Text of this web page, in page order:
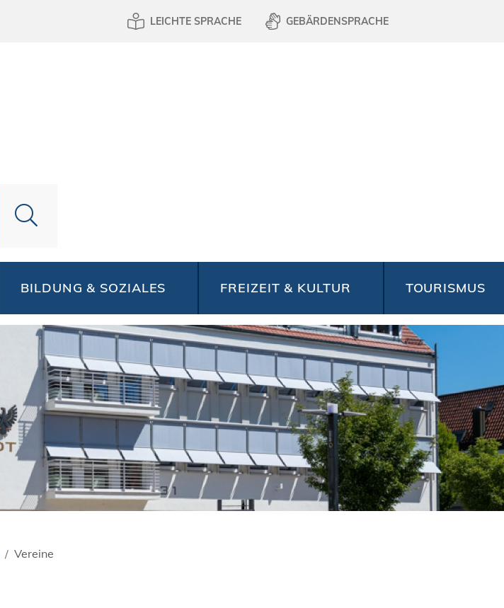
LEICHTE SPRACHE GEBÄRDENSPRACHE
BILDUNG & SOZIALES FREIZEIT & KULTUR TOURISMUS
Vereine